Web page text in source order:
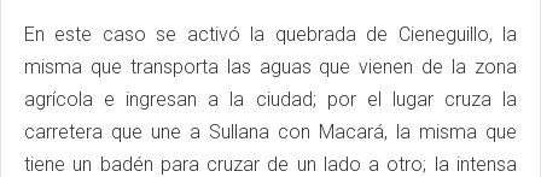
En este caso se activó la quebrada de Cieneguillo, la
misma que transporta las aguas que vienen de la zona
agrícola e ingresan a la ciudad; por el lugar cruza la
carretera que une a Sullana con Macará, la misma que
tiene un badén para cruzar de un lado a otro; la intensa